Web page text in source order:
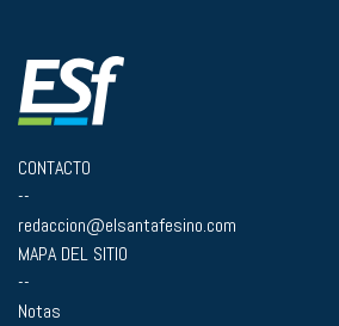
CONTACTO
--
redaccion@elsantafesino.com
MAPA DEL SITIO
--
Notas